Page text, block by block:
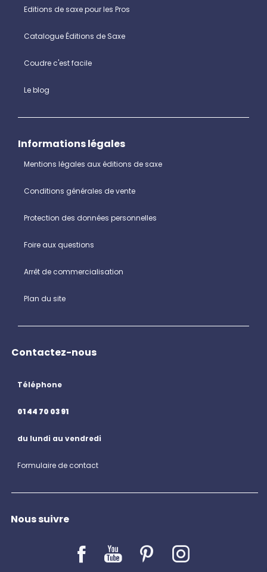
Editions de saxe pour les Pros
Catalogue Éditions de Saxe
Coudre c'est facile
Le blog
Informations légales
Mentions légales aux éditions de saxe
Conditions générales de vente
Protection des données personnelles
Foire aux questions
Arrêt de commercialisation
Plan du site
Contactez-nous
Téléphone
01 44 70 03 91
du lundi au vendredi
Formulaire de contact
Nous suivre